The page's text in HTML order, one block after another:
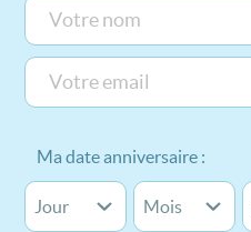
Ma date anniversaire :